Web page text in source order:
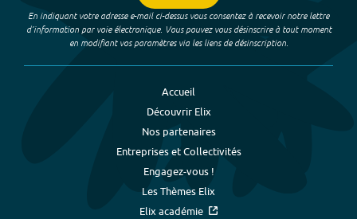
En indiquant votre adresse e-mail ci-dessus vous consentez à recevoir notre lettre
d’information par voie électronique. Vous pouvez vous désinscrire à tout moment
en modifiant vos paramètres via les liens de désinscription.
Accueil
Découvrir Elix
Nos partenaires
Entreprises et Collectivités
Engagez-vous !
Les Thèmes Elix
Elix académie